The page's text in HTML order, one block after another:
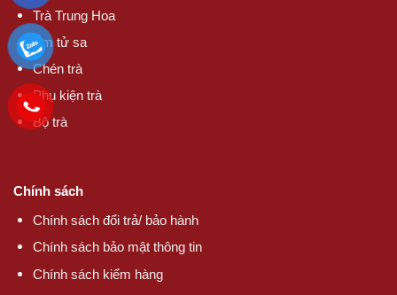
Trà Trung Hoa
Ấm tử sa
Chén trà
Phụ kiện trà
Bộ trà
Chính sách
Chính sách đổi trả/ bảo hành
Chính sách bảo mật thông tin
Chính sách kiểm hàng